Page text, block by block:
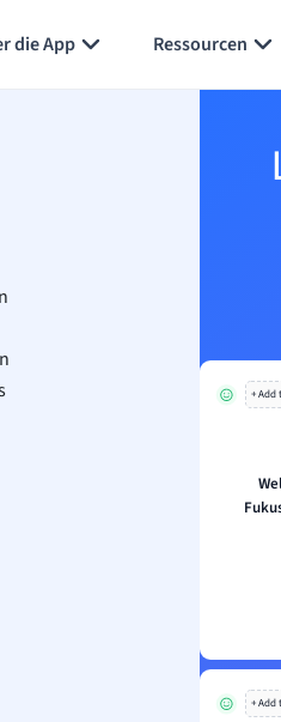
die App Ressourcen
+ Add
+ Add